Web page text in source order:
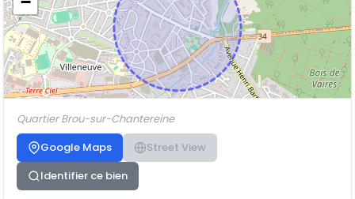
Quartier Brou-sur-Chantereine
Google Maps
Street View
Identifier ce bien